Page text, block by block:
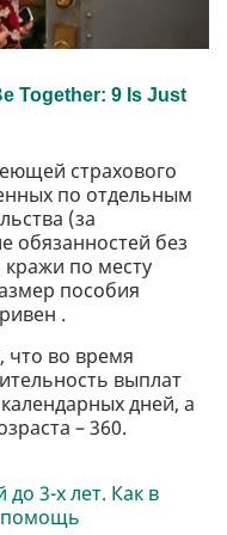
страхового
по отдельным
(за
обязанностей без
по месту
пособия
.
во время
выплат
дней, а
– 360.
3-х лет. Как в
помощь